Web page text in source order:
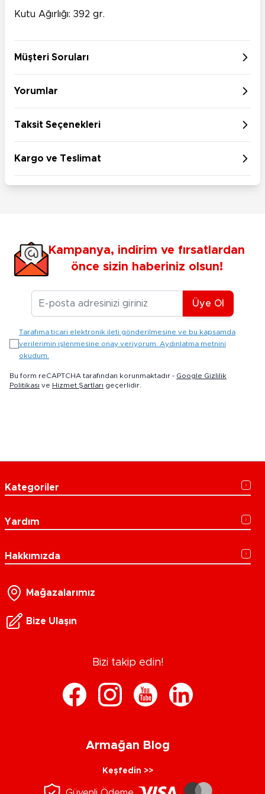
Kutu Ağırlığı: 392 gr.
Müşteri Soruları
Yorumlar
Taksit Seçenekleri
Kargo ve Teslimat
Kampanya, indirim ve fırsatlardan
önce sizin haberiniz olsun!
E-posta Adresiniz
Üye Ol
Tarafıma ticari elektronik ileti gönderilmesine ve bu kapsamda
verilerimin işlenmesine onay veriyorum. Aydınlatma metnini
okudum.
Bu form reCAPTCHA tarafından korunmaktadır - Google Gizlilik
Politikası ve Hizmet Şartları geçerlidir.
Kategoriler
Yardım
Hakkımızda
Mağazalarımız
Bize Ulaşın
Bizi takip edin!
Armağan Blog
Keşfedin >>